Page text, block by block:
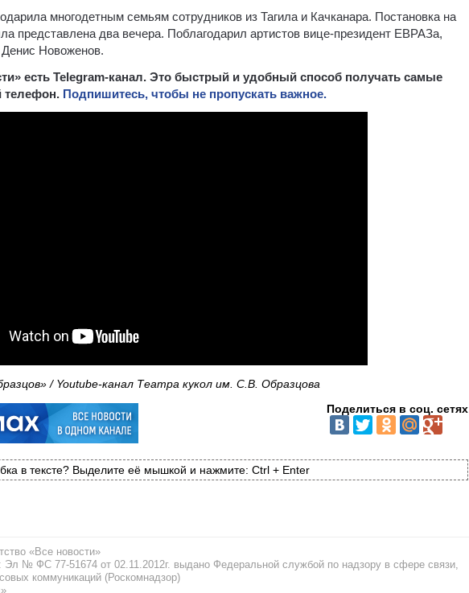
многодетным семьям сотрудников из Тагила и Качканара. Постановка на
представлена два вечера. Поблагодарил артистов вице-президент ЕВРАЗа,
Денис Новоженов.
есть Telegram-канал. Это быстрый и удобный способ получать самые
телефон. Подпишитесь, чтобы не пропускать важное.
/ Youtube-канал Театра кукол им. C.В. Образцова
Поделиться в соц. сетях
в тексте? Выделите её мышкой и нажмите: Ctrl + Enter
«Все новости»
№ ФС 77-51674 от 02.11.2012г. выдано Федеральной службой по надзору в сфере связи,
коммуникаций (Роскомнадзор)